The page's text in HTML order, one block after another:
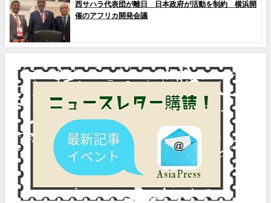
西サハラ代表団が離日 日本政府が活動を制約 横浜開
催のアフリカ開発会議